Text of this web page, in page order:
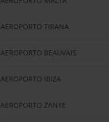
AEROPORTO TIRANA
AEROPORTO BEAUVAIS
AEROPORTO IBIZA
AEROPORTO ZANTE